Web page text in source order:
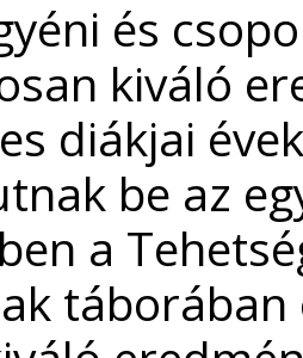
és
kiváló
diákjai
be az
a